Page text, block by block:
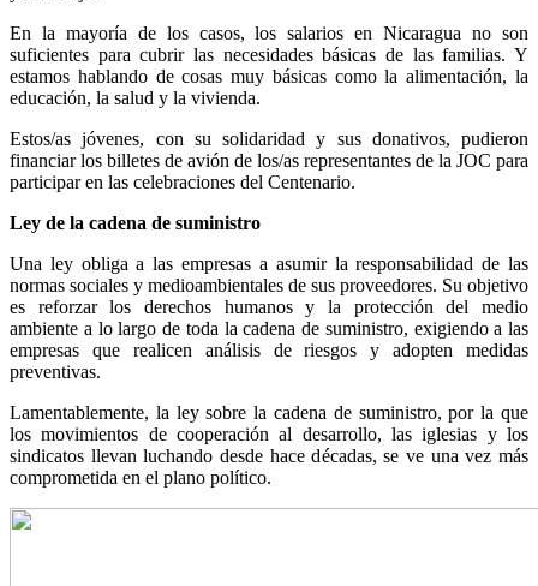
En la mayoría de los casos, los salarios en Nicaragua no son
suficientes para cubrir las necesidades básicas de las familias. Y
estamos hablando de cosas muy básicas como la alimentación, la
educación, la salud y la vivienda.
Estos/as jóvenes, con su solidaridad y sus donativos, pudieron
financiar los billetes de avión de los/as representantes de la JOC para
participar en las celebraciones del Centenario.
Ley de la cadena de suministro
Una ley obliga a las empresas a asumir la responsabilidad de las
normas sociales y medioambientales de sus proveedores. Su objetivo
es reforzar los derechos humanos y la protección del medio
ambiente a lo largo de toda la cadena de suministro, exigiendo a las
empresas que realicen análisis de riesgos y adopten medidas
preventivas.
Lamentablemente, la ley sobre la cadena de suministro, por la que
los movimientos de cooperación al desarrollo, las iglesias y los
sindicatos llevan luchando desde hace décadas, se ve una vez más
comprometida en el plano político.